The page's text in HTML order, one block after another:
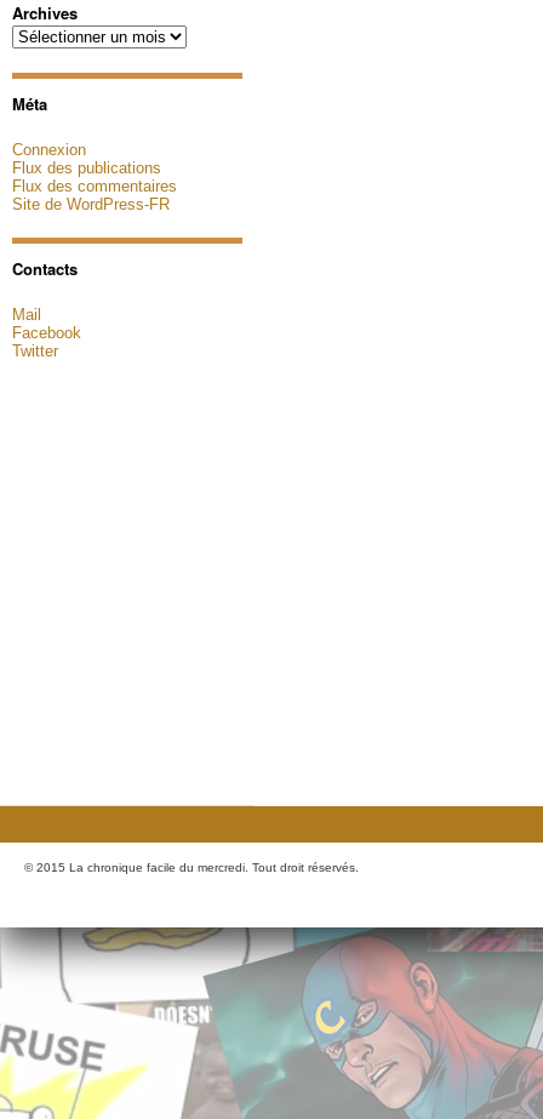
Archives
Archives
Méta
Connexion
Flux des publications
Flux des commentaires
Site de WordPress-FR
Contacts
Mail
Facebook
Twitter
© 2015 La chronique facile du mercredi. Tout droit réservés.